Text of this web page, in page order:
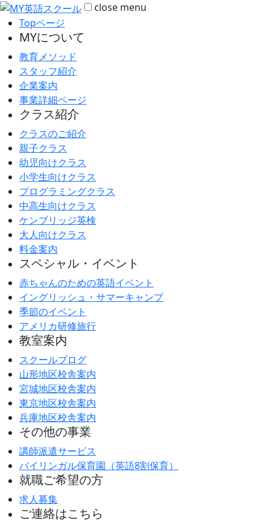
close menu
Topページ
MYについて
教育メソッド
スタッフ紹介
企業案内
事業詳細ページ
クラス紹介
クラスのご紹介
親子クラス
幼児向けクラス
小学生向けクラス
プログラミングクラス
中高生向けクラス
ケンブリッジ英検
大人向けクラス
料金案内
スペシャル・イベント
赤ちゃんのための英語イベント
イングリッシュ・サマーキャンプ
季節のイベント
アメリカ研修旅行
教室案内
スクールブログ
山形地区校舎案内
宮城地区校舎案内
東京地区校舎案内
兵庫地区校舎案内
その他の事業
講師派遣サービス
バイリンガル保育園（英語8割保育）
就職ご希望の方
求人募集
ご連絡はこちら